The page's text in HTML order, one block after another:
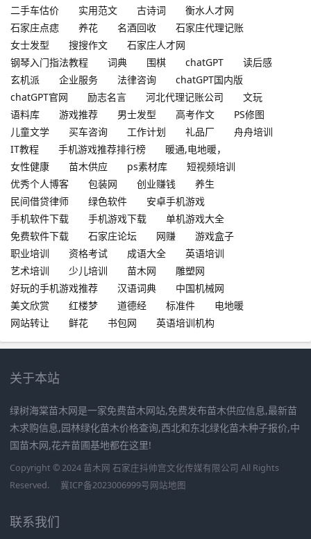
二手车估价
实用范文 古诗词
衡水人才网
石家庄点痣
养花 名酒回收
石家庄代理记账
女士发型
搜搜作文
石家庄人才网
钢琴入门指法教程
词典 围棋 chatGPT
读后感
玄机派
企业服务 法律咨询
chatGPT国内版
chatGPT官网
励志名言 河北代理记账公司
文玩
语料库
游戏推荐 男士发型 高考作文
PS修图
儿童文学
买车咨询 工作计划 礼品厂
舟舟培训
IT教程
手机游戏推荐排行榜
暖通,电地暖，
女性健康
苗木供应 ps素材库
短视频培训
优秀个人博客
包装网 创业赚钱
养生
民间借贷律师
绿色软件
安卓手机游戏
手机软件下载
手机游戏下载
单机游戏大全
免费软件下载
石家庄论坛 网赚
游戏盒子
职业培训
资格考试 成语大全
英语培训
艺术培训
少儿培训 苗木网
雕塑网
好玩的手机游戏推荐
汉语词典
中国机械网
美文欣赏
红楼梦 道德经 标准件
电地暖
网站转让
鲜花 书包网 英语培训机构
关于本站
绿树海棠苗木网是一家免费苗木网站,免费发布苗木供应信息,最新苗
木求购信息,园林绿化苗木价格查询,西北和东北绿化苗木种子报价,中
国苗木网,花卉苗圃基地都在这里!
Copyright © 2024 苗木网 石家庄抖帅宫文化传媒有限公司 All Rights
Reserved.
冀ICP备2023006999号网站地图
联系我们